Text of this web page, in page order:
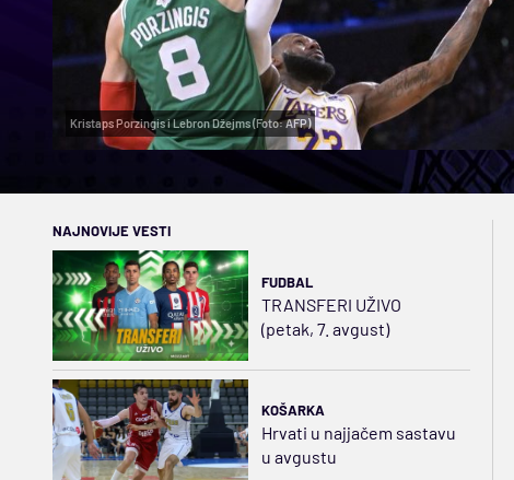
Kristaps Porzingis i Lebron Džejms (Foto: AFP)
NAJNOVIJE VESTI
FUDBAL
TRANSFERI UŽIVO
(petak, 7. avgust)
KOŠARKA
Hrvati u najjačem sastavu
u avgustu